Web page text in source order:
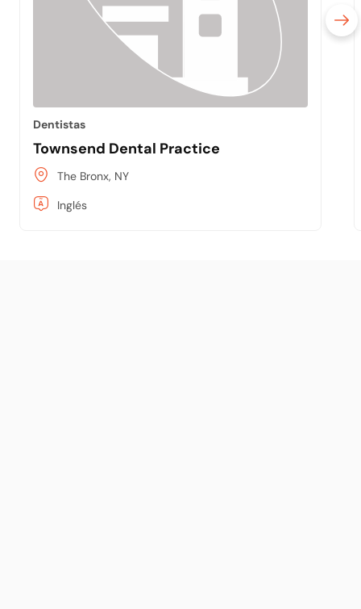
Dentistas
Townsend Dental Practice
The Bronx, NY
Inglés